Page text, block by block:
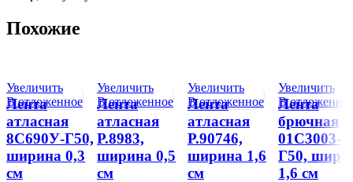
Похожие
Увеличить
В отложенное
Лента
атласная
8С690У-Г50,
ширина 0,3
см
Увеличить
В отложенное
Лента
атласная
Р.8983,
ширина 0,5
см
Увеличить
В отложенное
Лента
атласная
Р.90746,
ширина 1,6
см
Увеличить
В
Лента
брючная
01С3003-
Г50,
1,6 см